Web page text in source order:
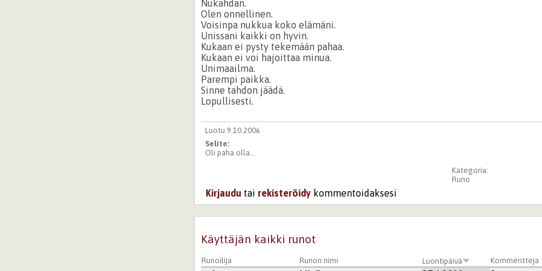
Nukahdan.
Olen onnellinen.
Voisinpa nukkua koko elämäni.
Unissani kaikki on hyvin.
Kukaan ei pysty tekemään pahaa.
Kukaan ei voi hajoittaa minua.
Unimaailma.
Parempi paikka.
Sinne tahdon jäädä.
Lopullisesti.
Luotu 9.10.2006
Selite:
Oli paha olla...
Kategoria:
Runo
Kirjaudu tai rekisteröidy kommentoidaksesi
Käyttäjän kaikki runot
Runoilija Runon nimi Luontipäivä Kommentteja